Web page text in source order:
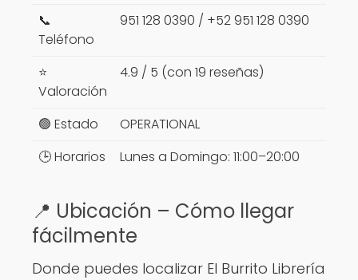
📞
Teléfono
951 128 0390 / +52 951 128 0390
⭐
Valoración
4.9 / 5 (con 19 reseñas)
🟢 Estado
OPERATIONAL
🕒 Horarios
Lunes a Domingo: 11:00–20:00
📍 Ubicación – Cómo llegar
fácilmente
Donde puedes localizar El Burrito Librería